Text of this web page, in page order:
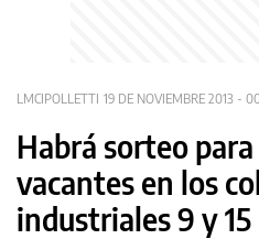
LMCIPOLLETTI 19 DE NOVIEMBRE 2013 -
Habrá sorteo
vacantes en los
industriales 9 y 15